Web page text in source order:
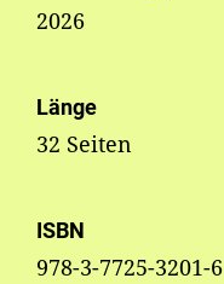
2026
Länge
32 Seiten
ISBN
978-3-7725-3201-6